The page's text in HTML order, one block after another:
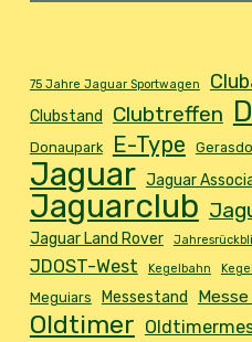
75 Jahre Jaguar Sportwagen
Clubstand Clubtreffen
Donaupark E-Type
Jaguar Jaguar
Jaguarclub
Jaguar Land Rover
JDOST-West
Kegelbahn
Meguiars Messestand
Oldtimer